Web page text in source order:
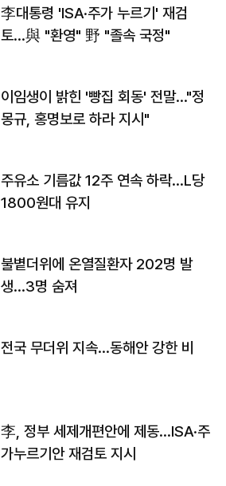
李대통령 'ISA·주가 누르기' 재검
토…與 "환영" 野 "졸속 국정"
이임생이 밝힌 '빵집 회동' 전말…"정
몽규, 홍명보로 하라 지시"
주유소 기름값 12주 연속 하락…L당
1800원대 유지
불볕더위에 온열질환자 202명 발
생…3명 숨져
전국 무더위 지속…동해안 강한 비
李, 정부 세제개편안에 제동…ISA·주
가누르기안 재검토 지시